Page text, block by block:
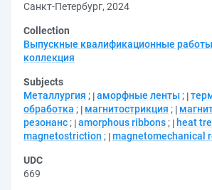
Санкт-Петербург, 2024
Collection
Выпускные квалификационные работы
коллекция
Subjects
Металлургия ; аморфные ленты ;
обработка ; магнитострикция ;
резонанс ; amorphous ribbons ; heat
magnetostriction ; magnetomechanical
UDC
669